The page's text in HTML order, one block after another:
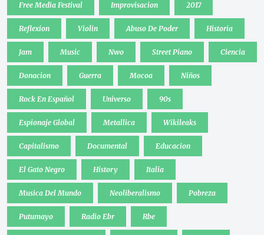
Free Media Festival Improvisacion 2017
Reflexion Violin Abuso De Poder Historia
Jam Music Nwo Street Piano Ciencia
Donacion Guerra Mocoa Niños
Rock En Español Universo 90s
Espionaje Global Metallica Wikileaks
Capitalismo Documental Educacion
El Gato Negro History Italia
Musica Del Mundo Neoliberalismo Pobreza
Putumayo Radio Ebr Rbe